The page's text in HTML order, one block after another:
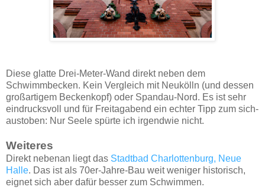
Diese glatte Drei-Meter-Wand direkt neben dem
Schwimmbecken. Kein Vergleich mit Neukölln (und dessen
großartigem Beckenkopf) oder Spandau-Nord. Es ist sehr
eindrucksvoll und für Freitagabend ein echter Tipp zum sich-
austoben: Nur Seele spürte ich irgendwie nicht.
Weiteres
Direkt nebenan liegt das Stadtbad Charlottenburg, Neue
Halle. Das ist als 70er-Jahre-Bau weit weniger historisch,
eignet sich aber dafür besser zum Schwimmen.